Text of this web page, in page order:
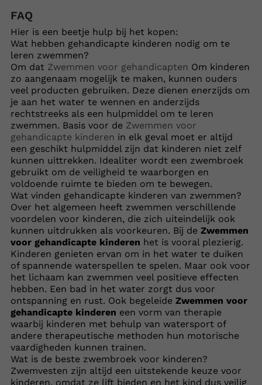
FAQ
Hier is een beetje hulp bij het kopen:
Wat hebben gehandicapte kinderen nodig om te
leren zwemmen?
Om dat Zwemmen voor gehandicapten Om kinderen
zo aangenaam mogelijk te maken, kunnen ouders
veel producten gebruiken. Deze dienen enerzijds om
je aan het water te wennen en anderzijds
rechtstreeks als een hulpmiddel om te leren
zwemmen. Basis voor de Zwemmen voor
gehandicapte kinderen in elk geval moet er altijd
een geschikt hulpmiddel zijn dat kinderen niet zelf
kunnen uittrekken. Idealiter wordt een zwembroek
gebruikt om de veiligheid te waarborgen en
voldoende ruimte te bieden om te bewegen.
Wat vinden gehandicapte kinderen van zwemmen?
Over het algemeen heeft zwemmen verschillende
voordelen voor kinderen, die zich uiteindelijk ook
kunnen uitdrukken als voorkeuren. Bij de Zwemmen
voor gehandicapte kinderen het is vooral plezierig.
Kinderen genieten ervan om in het water te duiken
of spannende waterspellen te spelen. Maar ook voor
het lichaam kan zwemmen veel positieve effecten
hebben. Een bad in het water zorgt dus voor
ontspanning en rust. Ook begeleide Zwemmen voor
gehandicapte kinderen een vorm van therapie
waarbij kinderen met behulp van watersport of
andere therapeutische methoden hun motorische
vaardigheden kunnen trainen.
Wat is de beste zwembroek voor kinderen?
Zwemvesten zijn altijd een uitstekende keuze voor
kinderen, omdat ze lift bieden en het kind dus veilig